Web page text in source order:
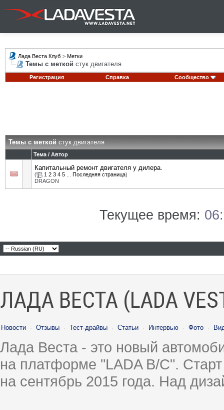
Лада Веста Клуб > Метки
Темы с меткой стук двигателя
Регистрация Справка Сообщество
Темы с меткойстук двигателя
Тема / Автор
Капитальный ремонт двигателя у дилера.
( 1 2 3 4 5 Последняя страница)
DRAGON
Текущее время:
ЛАДА ВЕСТА (LADA
Новости · Отзывы · Тест-драйвы · Статьи · Интервью · Фото ·
Лада Веста - это новый
на платформе "LADA B/C".
на сентябрь 2015 года. Над